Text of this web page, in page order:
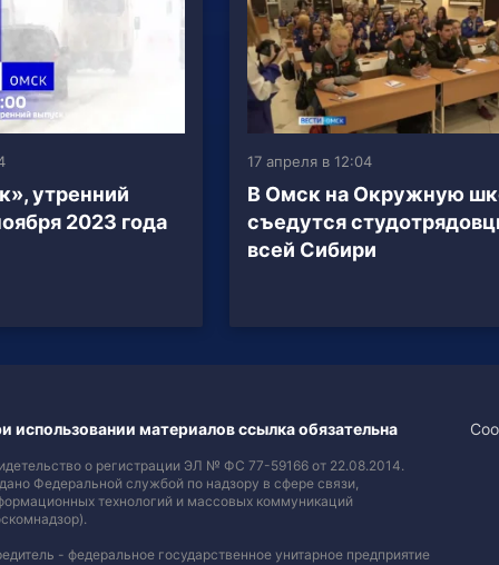
утренний
2023 года
17 апреля в 12:04
В Омск на Окружную
съедутся
всей Сибири
использовании материалов ссылка обязательна
о регистрации ЭЛ № ФС 77-59166 от 22.08.2014.
Федеральной службой по надзору в сфере связи,
технологий и массовых коммуникаций
- федеральное государственное унитарное предприятие